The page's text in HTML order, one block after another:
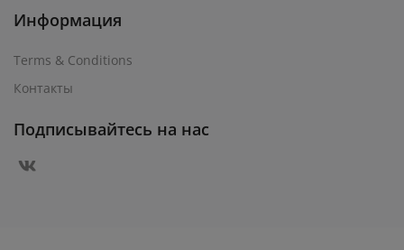
Информация
Terms & Conditions
Контакты
Подписывайтесь на нас